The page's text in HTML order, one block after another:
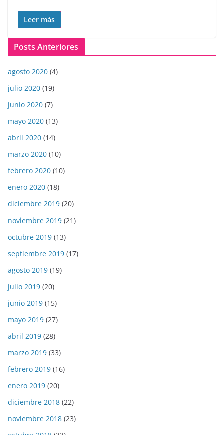
Leer más
Posts Anteriores
agosto 2020 (4)
julio 2020 (19)
junio 2020 (7)
mayo 2020 (13)
abril 2020 (14)
marzo 2020 (10)
febrero 2020 (10)
enero 2020 (18)
diciembre 2019 (20)
noviembre 2019 (21)
octubre 2019 (13)
septiembre 2019 (17)
agosto 2019 (19)
julio 2019 (20)
junio 2019 (15)
mayo 2019 (27)
abril 2019 (28)
marzo 2019 (33)
febrero 2019 (16)
enero 2019 (20)
diciembre 2018 (22)
noviembre 2018 (23)